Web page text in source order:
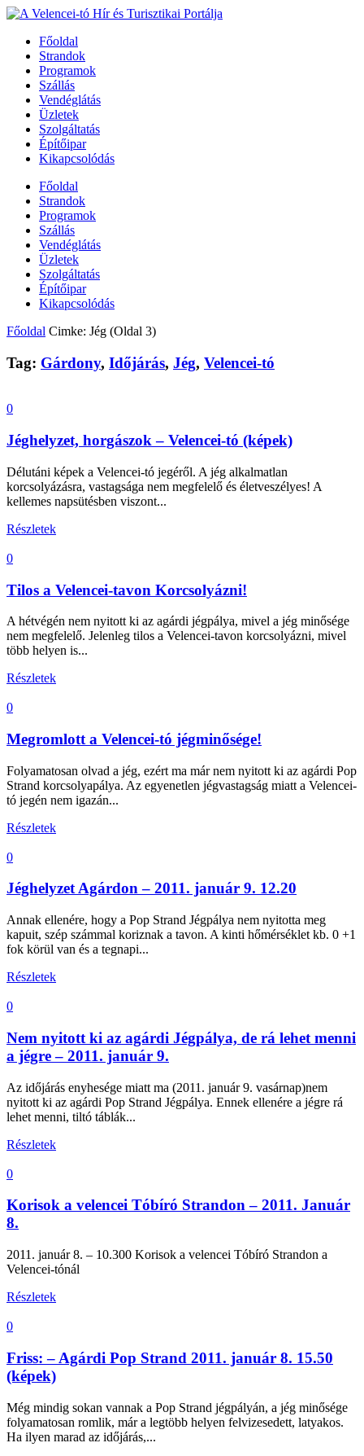
Főoldal
Strandok
Programok
Szállás
Vendéglátás
Üzletek
Szolgáltatás
Építőipar
Kikapcsolódás
Főoldal
Strandok
Programok
Szállás
Vendéglátás
Üzletek
Szolgáltatás
Építőipar
Kikapcsolódás
Főoldal Cimke: Jég (Oldal 3)
Tag: Gárdony, Időjárás, Jég, Velencei-tó
0
Jéghelyzet, horgászok – Velencei-tó (képek)
Délutáni képek a Velencei-tó jegéről. A jég alkalmatlan
korcsolyázásra, vastagsága nem megfelelő és életveszélyes! A
kellemes napsütésben viszont...
Részletek
0
Tilos a Velencei-tavon Korcsolyázni!
A hétvégén nem nyitott ki az agárdi jégpálya, mivel a jég minősége
nem megfelelő. Jelenleg tilos a Velencei-tavon korcsolyázni, mivel
több helyen is...
Részletek
0
Megromlott a Velencei-tó jégminősége!
Folyamatosan olvad a jég, ezért ma már nem nyitott ki az agárdi Pop
Strand korcsolyapálya. Az egyenetlen jégvastagság miatt a Velencei-
tó jegén nem igazán...
Részletek
0
Jéghelyzet Agárdon – 2011. január 9. 12.20
Annak ellenére, hogy a Pop Strand Jégpálya nem nyitotta meg
kapuit, szép számmal koriznak a tavon. A kinti hőmérséklet kb. 0 +1
fok körül van és a tegnapi...
Részletek
0
Nem nyitott ki az agárdi Jégpálya, de rá lehet menni
a jégre – 2011. január 9.
Az időjárás enyhesége miatt ma (2011. január 9. vasárnap)nem
nyitott ki az agárdi Pop Strand Jégpálya. Ennek ellenére a jégre rá
lehet menni, tiltó táblák...
Részletek
0
Korisok a velencei Tóbíró Strandon – 2011. Január
8.
2011. január 8. – 10.300 Korisok a velencei Tóbíró Strandon a
Velencei-tónál
Részletek
0
Friss: – Agárdi Pop Strand 2011. január 8. 15.50
(képek)
Még mindig sokan vannak a Pop Strand jégpályán, a jég minősége
folyamatosan romlik, már a legtöbb helyen felvizesedett, latyakos.
Ha ilyen marad az időjárás,...